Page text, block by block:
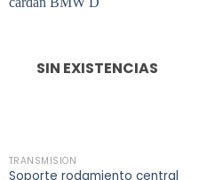
SIN EXISTENCIAS
TRANSMISIÓN
Soporte rodamiento central